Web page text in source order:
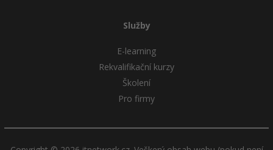
Služby
E-learning
Rekvalifikační kurzy
Školení
Pro firmy